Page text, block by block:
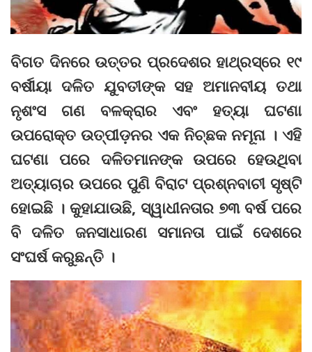
ବିଗତ ଦିନରେ ଉତ୍ତର ପ୍ରଦେଶର ହାଥ୍‌ରସ୍‌ରେ ୧୯
ବର୍ଷୀୟା ଦଳିତ ଯୁବତୀଙ୍କ ସହ ଅମାନବୀୟ ତଥା
ନୃଶଂସ ଗଣ ବଳକ୍ରାର ଏବଂ ହତ୍ୟା ଘଟଣା
ଉପରୋକ୍ତ ଉତ୍ପୀଡ଼ନର ଏକ ନିଚ୍ଛକ ନମୂନା । ଏହି
ଘଟଣା ପରେ ଦଳିତମାନଙ୍କ ଉପରେ ହେଉଥିବା
ଅତ୍ୟାଚାର ଉପରେ ପୁଣି ବିରାଟ ପ୍ରଶ୍ନବାଚୀ ସୃଷ୍ଟି
ହୋଇଛି । କୁହାଯାଉଛି, ସ୍ୱାଧୀନତାର ୭୩ ବର୍ଷ ପରେ
ବି ଦଳିତ ଜନସାଧାରଣ ସମାନତା ପାଇଁ ଦେଶରେ
ସଂଘର୍ଷ କରୁଛନ୍ତି ।